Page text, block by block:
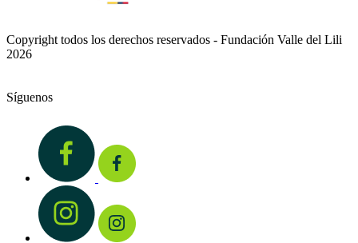
Copyright todos los derechos reservados - Fundación Valle del Lili
2026
Síguenos